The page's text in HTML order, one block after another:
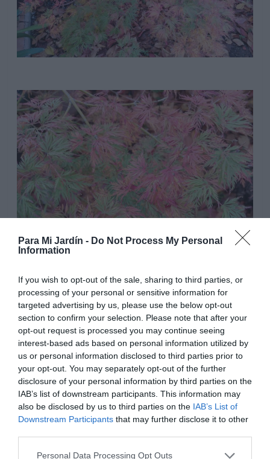
Para Mi Jardín - Do Not Process My Personal
Information
If you wish to opt-out of the sale, sharing to third parties, or
processing of your personal or sensitive information for
targeted advertising by us, please use the below opt-out
section to confirm your selection. Please note that after your
opt-out request is processed you may continue seeing
interest-based ads based on personal information utilized by
us or personal information disclosed to third parties prior to
your opt-out. You may separately opt-out of the further
disclosure of your personal information by third parties on the
IAB’s list of downstream participants. This information may
also be disclosed by us to third parties on the IAB’s List of
Downstream Participants that may further disclose it to other
Personal Data Processing Opt Outs
Riegos regulares en primavera y verano, y
especialmente en ejemplares jóvenes, recién
trasplantados y en los cultivados en macetas,
sobretodo en épocas calurosas. Dejar secar
ligeramente el sustrato entre riegos, en ejemplares
bien establecidos y enraizados en el terreno. Es
recomendable, colocar una capa de guijarros o
pequeñas piedras en el lecho de plantación o en el fondo
de la maceta, para asegurar un drenaje perfecto.